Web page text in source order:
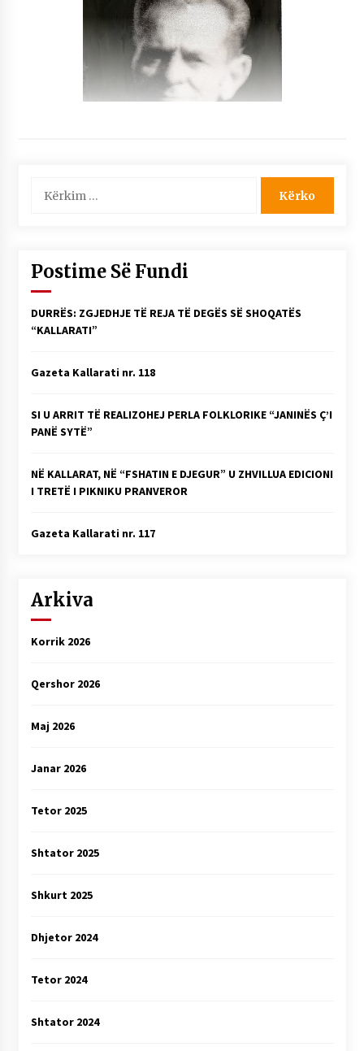
për:
Postime Së Fundi
DURRËS: ZGJEDHJE TË REJA TË DEGËS SË SHOQATËS
“KALLARATI”
Gazeta Kallarati nr. 118
SI U ARRIT TË REALIZOHEJ PERLA FOLKLORIKE “JANINËS Ç’I
PANË SYTË”
NË KALLARAT, NË “FSHATIN E DJEGUR” U ZHVILLUA EDICIONI
I TRETË I PIKNIKU PRANVEROR
Gazeta Kallarati nr. 117
Arkiva
Korrik 2026
Qershor 2026
Maj 2026
Janar 2026
Tetor 2025
Shtator 2025
Shkurt 2025
Dhjetor 2024
Tetor 2024
Shtator 2024